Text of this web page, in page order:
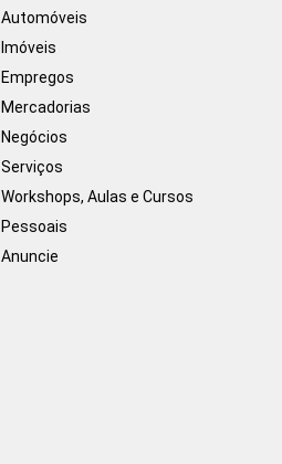
Automóveis
Imóveis
Empregos
Mercadorias
Negócios
Serviços
Workshops, Aulas e Cursos
Pessoais
Anuncie